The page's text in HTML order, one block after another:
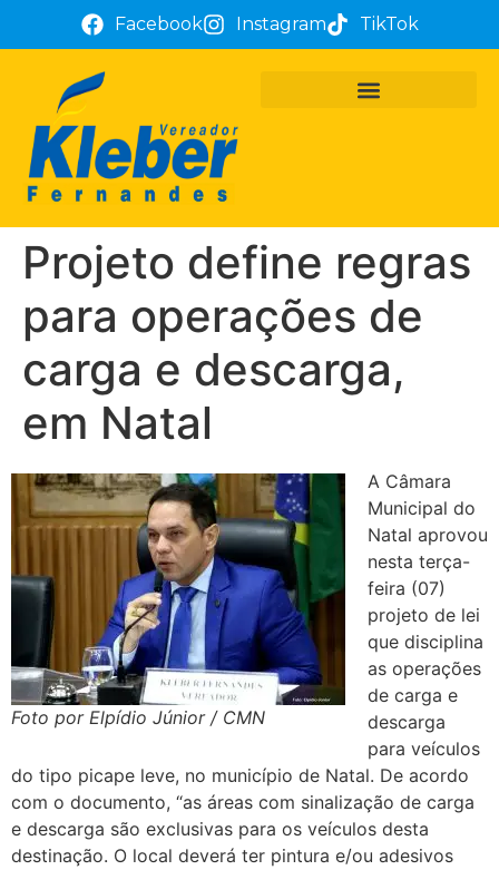
Facebook Instagram TikTok
Projeto define regras
para operações de
carga e descarga,
em Natal
Foto por Elpídio Júnior / CMN
A Câmara
Municipal do
Natal aprovou
nesta terça-
feira (07)
projeto de lei
que disciplina
as operações
de carga e
descarga
para veículos
do tipo picape leve, no município de Natal. De acordo
com o documento, “as áreas com sinalização de carga
e descarga são exclusivas para os veículos desta
destinação. O local deverá ter pintura e/ou adesivos